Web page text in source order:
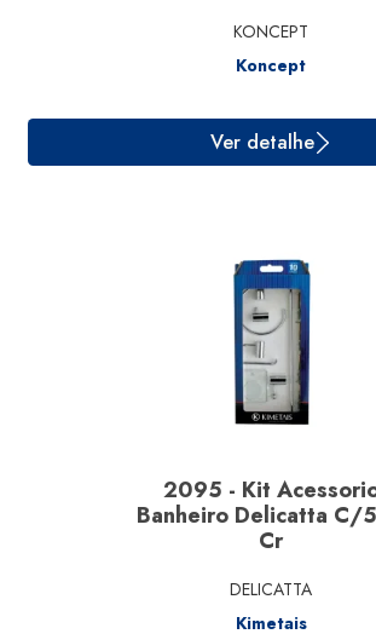
KONCEPT
Koncept
2095 - Kit
Banheiro Delicatta C/
Cr
DELICATTA
Kimetais